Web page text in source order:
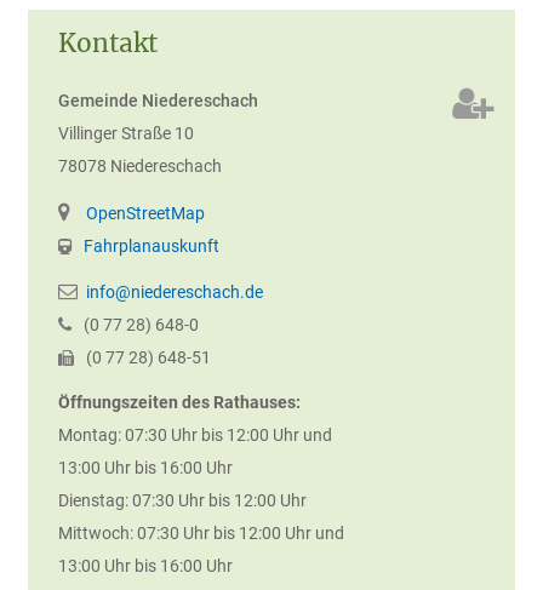
Kontakt
Gemeinde Niedereschach
Villinger Straße 10
78078 Niedereschach
OpenStreetMap
Fahrplanauskunft
info@niedereschach.de
(0 7728) 648-0
(0 7728) 648-51
Öffnungszeiten des Rathauses:
Montag: 07:30 Uhr bis 12:00 Uhr und
13:00 Uhr bis 16:00 Uhr
Dienstag: 07:30 Uhr bis 12:00 Uhr
Mittwoch: 07:30 Uhr bis 12:00 Uhr und
13:00 Uhr bis 16:00 Uhr